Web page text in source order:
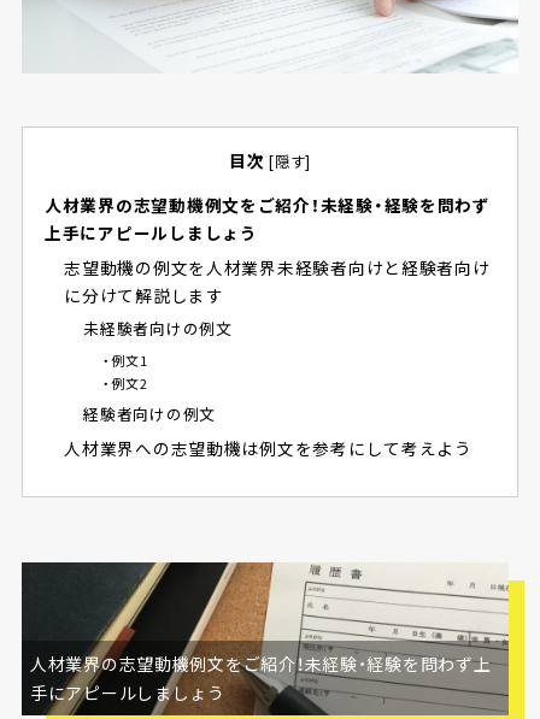
目次 [隠す]
人材業界の志望動機例文をご紹介！未経験・経験を問わず
上手にアピールしましょう
志望動機の例文を人材業界未経験者向けと経験者向け
に分けて解説します
未経験者向けの例文
・例文1
・例文2
経験者向けの例文
人材業界への志望動機は例文を参考にして考えよう
人材業界の志望動機例文をご紹介！未経験・経験を問わず上
手にアピールしましょう
人材業界の志望動機を考える際には、例文を見て構成を参
考にするのがおすすめです。経験者だけでなく未経験者で